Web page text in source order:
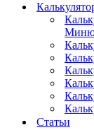
Статьи